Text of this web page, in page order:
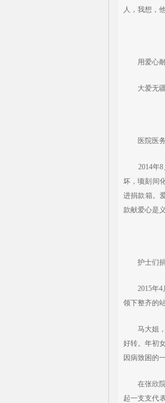
人，我想，
用爱心耐
大爱无疆
医院医务
2014年8
坏，顷刻间
进捐款箱。
款献爱心是
护士们捐
2015年4月
领下整齐的
马大姐，
好转。年初
因病致困的
在张欣院
起一支支代